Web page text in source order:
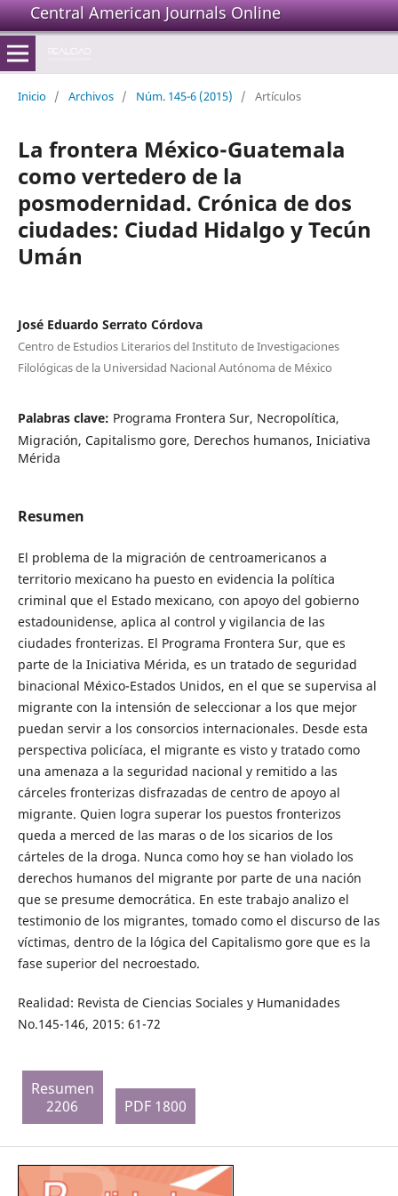
Central American Journals Online
Inicio / Archivos / Núm. 145-6 (2015) / Artículos
La frontera México-Guatemala
como vertedero de la
posmodernidad. Crónica de dos
ciudades: Ciudad Hidalgo y Tecún
Umán
José Eduardo Serrato Córdova
Centro de Estudios Literarios del Instituto de Investigaciones
Filológicas de la Universidad Nacional Autónoma de México
Palabras clave: Programa Frontera Sur, Necropolítica,
Migración, Capitalismo gore, Derechos humanos, Iniciativa
Mérida
Resumen
El problema de la migración de centroamericanos a
territorio mexicano ha puesto en evidencia la política
criminal que el Estado mexicano, con apoyo del gobierno
estadounidense, aplica al control y vigilancia de las
ciudades fronterizas. El Programa Frontera Sur, que es
parte de la Iniciativa Mérida, es un tratado de seguridad
binacional México-Estados Unidos, en el que se supervisa al
migrante con la intensión de seleccionar a los que mejor
puedan servir a los consorcios internacionales. Desde esta
perspectiva policíaca, el migrante es visto y tratado como
una amenaza a la seguridad nacional y remitido a las
cárceles fronterizas disfrazadas de centro de apoyo al
migrante. Quien logra superar los puestos fronterizos
queda a merced de las maras o de los sicarios de los
cárteles de la droga. Nunca como hoy se han violado los
derechos humanos del migrante por parte de una nación
que se presume democrática. En este trabajo analizo el
testimonio de los migrantes, tomado como el discurso de las
víctimas, dentro de la lógica del Capitalismo gore que es la
fase superior del necroestado.
Realidad: Revista de Ciencias Sociales y Humanidades
No.145-146, 2015: 61-72
Resumen
2206
PDF 1800